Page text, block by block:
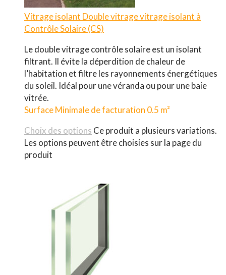
Vitrage isolant Double vitrage vitrage isolant à
Contrôle Solaire (CS)
Le double vitrage contrôle solaire est un isolant
filtrant. Il évite la déperdition de chaleur de
l’habitation et filtre les rayonnements énergétiques
du soleil. Idéal pour une véranda ou pour une baie
vitrée.
Surface Minimale de facturation 0.5 m²
Choix des options Ce produit a plusieurs variations.
Les options peuvent être choisies sur la page du
produit